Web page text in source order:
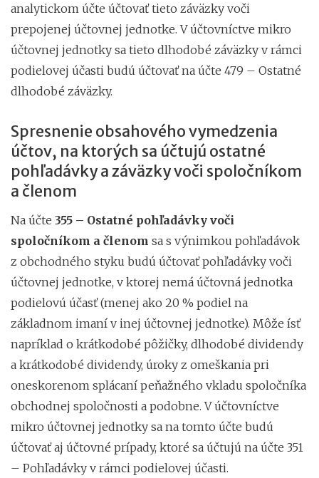
analytickom účte účtovať tieto záväzky voči
prepojenej účtovnej jednotke. V účtovníctve mikro
účtovnej jednotky sa tieto dlhodobé záväzky v rámci
podielovej účasti budú účtovať na účte 479 – Ostatné
dlhodobé záväzky.
Spresnenie obsahového vymedzenia
účtov, na ktorých sa účtujú ostatné
pohľadávky a záväzky voči spoločníkom
a členom
Na účte 355 – Ostatné pohľadávky voči
spoločníkom a členom sa s výnimkou pohľadávok
z obchodného styku budú účtovať pohľadávky voči
účtovnej jednotke, v ktorej nemá účtovná jednotka
podielovú účasť (menej ako 20 % podiel na
základnom imaní v inej účtovnej jednotke). Môže ísť
napríklad o krátkodobé pôžičky, dlhodobé dividendy
a krátkodobé dividendy, úroky z omeškania pri
oneskorenom splácaní peňažného vkladu spoločníka
obchodnej spoločnosti a podobne. V účtovníctve
mikro účtovnej jednotky sa na tomto účte budú
účtovať aj účtovné prípady, ktoré sa účtujú na účte 351
– Pohľadávky v rámci podielovej účasti.